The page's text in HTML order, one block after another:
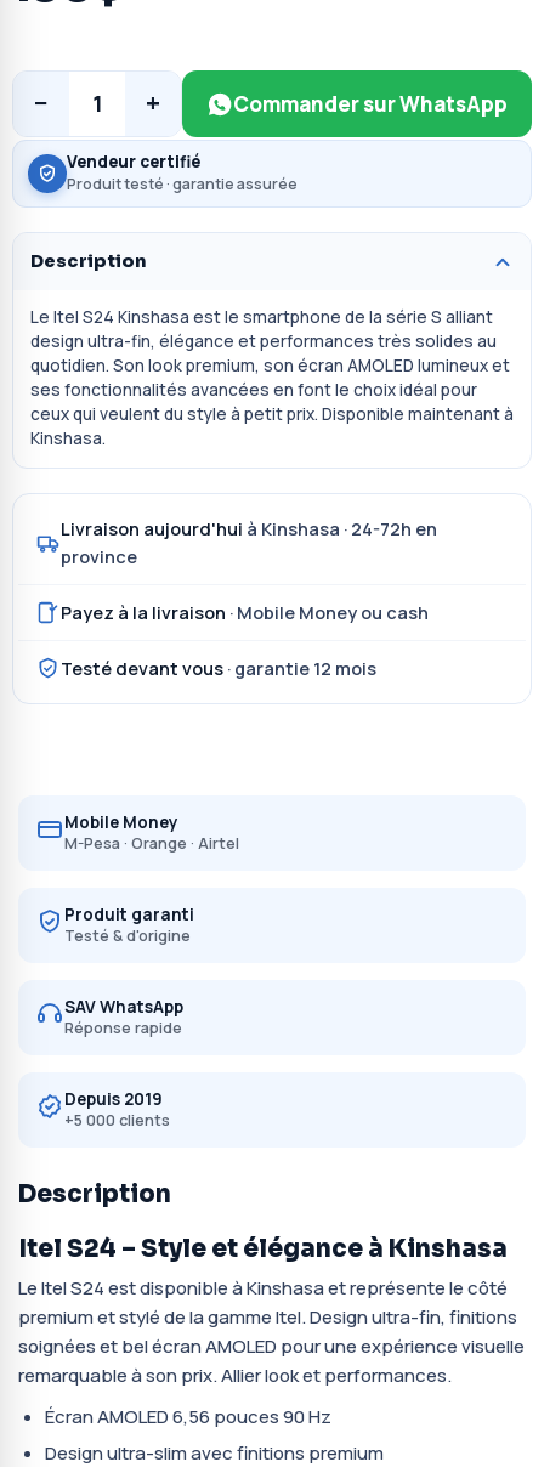
− 1 + Commander sur WhatsApp
Vendeur certifié
Produit testé · garantie assurée
Description
Le Itel S24 Kinshasa est le smartphone de la série S alliant
design ultra-fin, élégance et performances très solides au
quotidien. Son look premium, son écran AMOLED lumineux et
ses fonctionnalités avancées en font le choix idéal pour
ceux qui veulent du style à petit prix. Disponible maintenant à
Kinshasa.
Livraison aujourd'hui à Kinshasa · 24-72h en
province
Payez à la livraison · Mobile Money ou cash
Testé devant vous · garantie 12 mois
Mobile Money
M-Pesa · Orange · Airtel
Produit garanti
Testé & d'origine
SAV WhatsApp
Réponse rapide
Depuis 2019
+5 000 clients
Description
Itel S24 – Style et élégance à Kinshasa
Le Itel S24 est disponible à Kinshasa et représente le côté
premium et stylé de la gamme Itel. Design ultra-fin, finitions
soignées et bel écran AMOLED pour une expérience visuelle
remarquable à son prix. Allier look et performances.
Écran AMOLED 6,56 pouces 90 Hz
Design ultra-slim avec finitions premium